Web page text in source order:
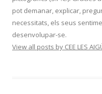
pot demanar, explicar,
necessitats, els seus
desenvolupar-se.
View all posts by CEE LES